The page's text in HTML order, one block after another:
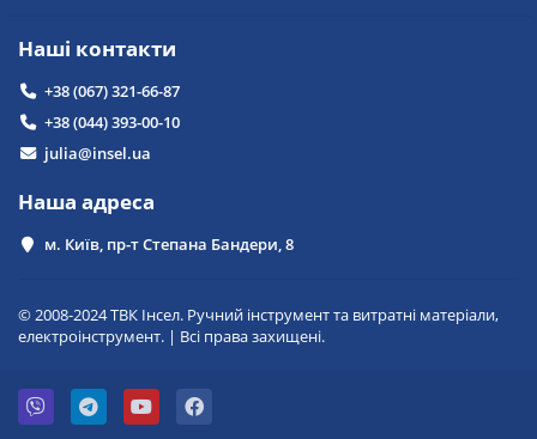
Наші контакти
+38 (067) 321-66-87
+38 (044) 393-00-10
julia@insel.ua
Наша адреса
м. Київ, пр-т Степана Бандери, 8
© 2008-2024 ТВК Інсел. Ручний інструмент та витратні матеріали,
електроінструмент. | Всі права захищені.